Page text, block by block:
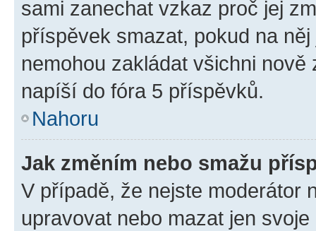
sami zanechat vzkaz proč jej
příspěvek smazat, pokud na
nemohou zakládat všichni
napíší do fóra 5 příspěvků.
Nahoru
Jak změním nebo smažu
V případě, že nejste moderátor
upravovat nebo mazat jen